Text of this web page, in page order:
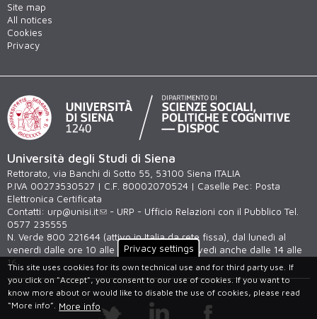
Site map
All notices
Cookies
Privacy
Università degli Studi di Siena
Rettorato, via Banchi di Sotto 55, 53100 Siena ITALIA
P.IVA 00273530527 | C.F. 80002070524 | Caselle Pec: Posta
Elettronica Certificata
Contatti: urp@unisi.it
- URP - Ufficio Relazioni con il Pubblico Tel.
0577 235555
N. Verde 800 221644 (attivo in Italia da rete fissa), dal lunedì al
venerdì dalle ore 10 alle 12 e martedì e giovedì anche dalle 14 alle
16
Privacy settings
This site uses cookies for its own technical use and for third party use. If
you click on "Accept", you consent to our use of cookies. If you want to
know more about or would like to disable the use of cookies, please read
“More info”. More info